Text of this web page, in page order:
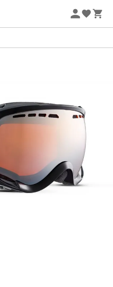
vanaf 2 producten* met